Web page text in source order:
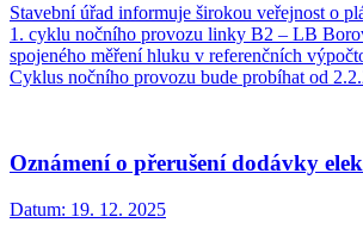
Stavební úřad informuje širokou veřejnost o
1. cyklu nočního provozu linky B2 – LB
spojeného měření hluku v referenčních
Cyklus nočního provozu bude probíhat od
Oznámení o přerušení dodávky
Datum: 19. 12. 2025